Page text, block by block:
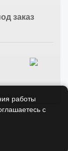
заказ
работы
с